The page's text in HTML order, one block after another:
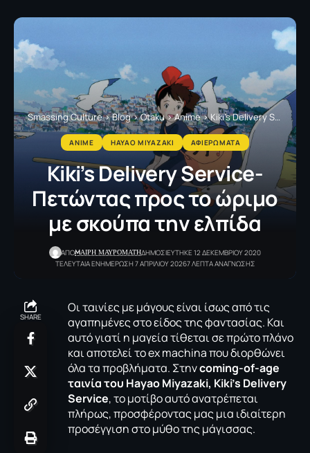
Smassing Culture>Blog>Otaku>Anime>Kiki’s Delivery Service- Πετώντας προς το ώριμο με σκούπα την ελπίδα
ANIME HAYAO MIYAZAKI ΑΦΙΕΡΩΜΑΤΑ
Kiki’s Delivery Service-
Πετώντας προς το ώριμο
με σκούπα την ελπίδα
ΑΠΟMΑΙΡΗ ΜΑΥΡΟΜΑΤΗΔΗΜΟΣΙΕΥΤΗΚΕ 12 ΔΕΚΕΜΒΡΙΟΥ 2020
ΤΕΛΕΥΤΑΙΑ ΕΝΗΜΕΡΩΣΗ 7 ΑΠΡΙΛΙΟΥ 20267 ΛΕΠΤΑ ΑΝΑΓΝΩΣΗΣ
SHARE
Οι ταινίες με μάγους είναι ίσως από τις
αγαπημένες στο είδος της φαντασίας. Και
αυτό γιατί η μαγεία τίθεται σε πρώτο πλάνο
και αποτελεί το ex machina που διορθώνει
όλα τα προβλήματα. Στηνcoming-of-age
ταινία του Hayao Miyazaki, Kiki’s Delivery
Service, το μοτίβο αυτό ανατρέπεται
πλήρως, προσφέροντας μας μια ιδιαίτερη
προσέγγιση στο μύθο της μάγισσας.